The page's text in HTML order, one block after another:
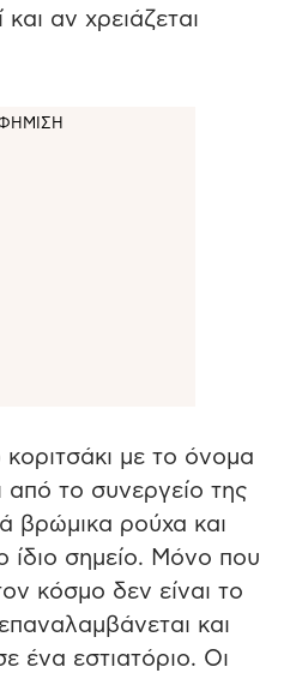
αν χρειάζεται
κοριτσάκι με το όνομα
από το συνεργείο της
βρώμικα ρούχα και
ίδιο σημείο. Μόνο που
κόσμο δεν είναι το
και
ένα εστιατόριο. Οι